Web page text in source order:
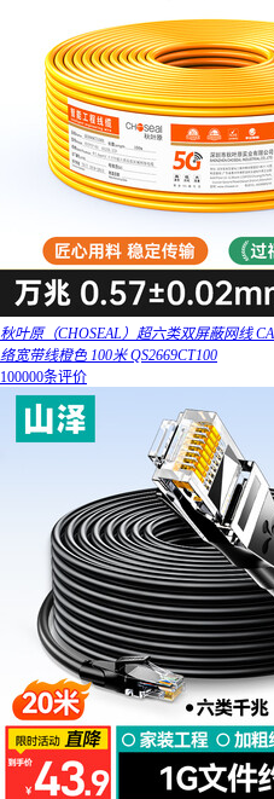
秋叶原（CHOSEAL）超六类双屏蔽网线
络宽带线橙色 100米 QS2669CT100
100000条评价